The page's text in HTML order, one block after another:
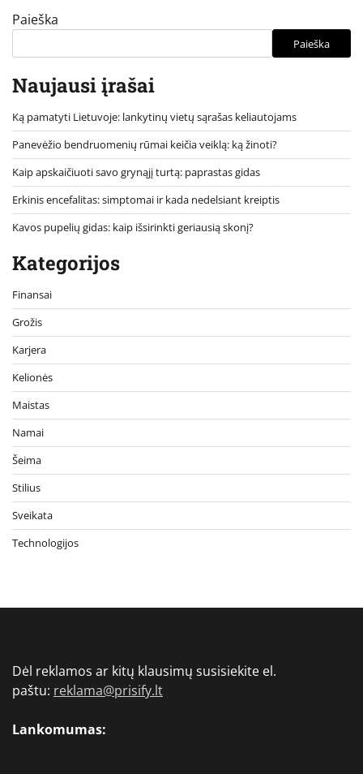
Paieška
Paieška
Naujausi įrašai
Ką pamatyti Lietuvoje: lankytinų vietų sąrašas keliautojams
Panevėžio bendruomenių rūmai keičia veiklą: ką žinoti?
Kaip apskaičiuoti savo grynąjį turtą: paprastas gidas
Erkinis encefalitas: simptomai ir kada nedelsiant kreiptis
Kavos pupelių gidas: kaip išsirinkti geriausią skonį?
Kategorijos
Finansai
Grožis
Karjera
Kelionės
Maistas
Namai
Šeima
Stilius
Sveikata
Technologijos
Dėl reklamos ar kitų klausimų susisiekite el.
paštu: reklama@prisify.lt
Lankomumas: